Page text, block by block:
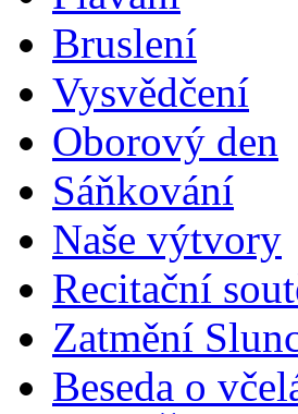
Bruslení
Vysvědčení
Oborový den
Sáňkování
Naše výtvory
Recitační
Zatmění
Beseda o